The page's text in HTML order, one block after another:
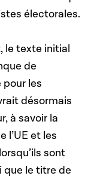
électorales.
le texte initial
de
les
désormais
à savoir la
l’UE et les
sont
que le titre de